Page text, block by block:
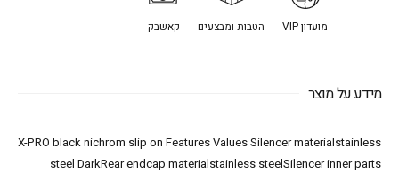
מועדון VIP הטבות ומבצעים קאשבק
מידע על מוצר
X-PRO black nichrom slip on Features Values Silencer materialstainless
steel DarkRear endcap materialstainless steelSilencer inner parts